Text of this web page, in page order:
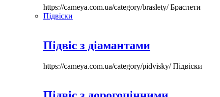
https://cameya.com.ua/category/braslety/Браслети
Підвіски
Підвіс з діамантами
https://cameya.com.ua/category/pidvisky/Підвіски